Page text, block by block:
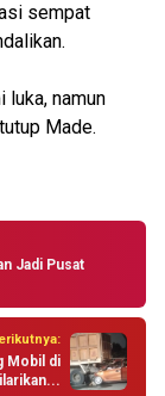
sempat
luka, namun
Made.
Jadi Pusat
Mobil di